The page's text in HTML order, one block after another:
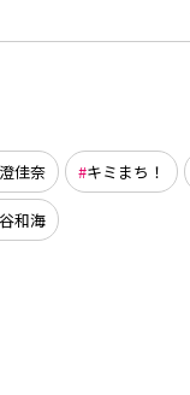
佳奈 キミまち！
和海